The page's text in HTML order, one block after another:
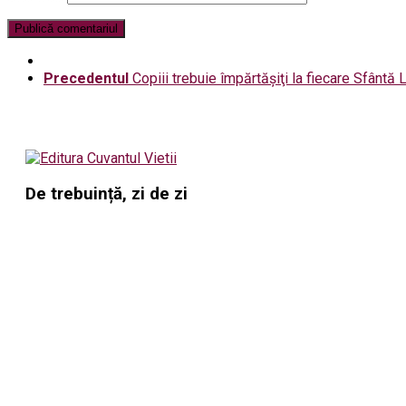
Precedentul Copiii trebuie împărtăşiţi la fiecare Sfântă
De trebuință, zi de zi